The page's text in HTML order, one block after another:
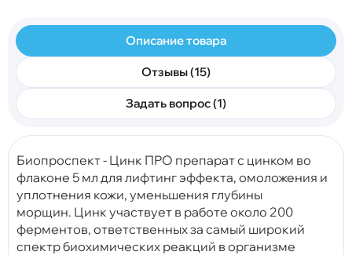
Описание товара
Отзывы (15)
Задать вопрос (1)
Биопроспект - Цинк ПРО препарат с цинком во
флаконе 5 мл для лифтинг эффекта, омоложения и
уплотнения кожи, уменьшения глубины
морщин. Цинк участвует в работе около 200
ферментов, ответственныхза самый широкий
спектр биохимических реакций в организме